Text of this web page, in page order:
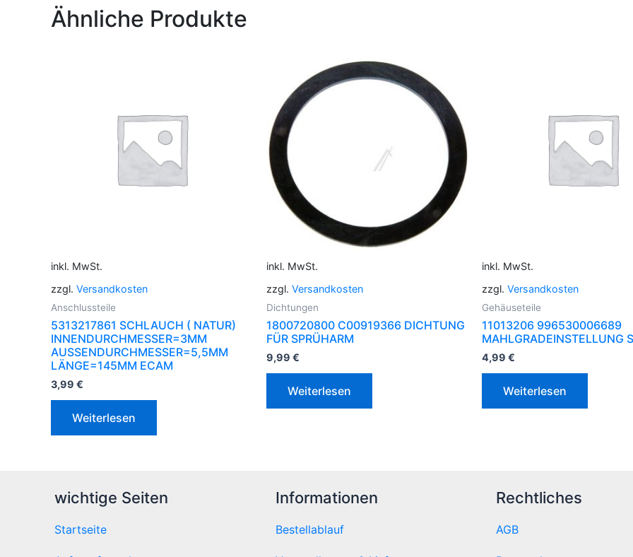
Ähnliche Produkte
inkl. MwSt.
zzgl. Versandkosten
Anschlussteile
5313217861 SCHLAUCH ( NATUR)
INNENDURCHMESSER=3MM
AUSSENDURCHMESSER=5,5MM
LÄNGE=145MM ECAM
3,99 €
Weiterlesen
inkl. MwSt.
zzgl. Versandkosten
Dichtungen
1800720800 C00919366 DICHTUNG
FÜR SPRÜHARM
9,99 €
Weiterlesen
inkl. MwSt.
zzgl. Versandkosten
Gehäuseteile
11013206 996530006689
MAHLGRADEINSTELLUNG
4,99 €
Weiterlesen
wichtige Seiten
Startseite
Informationen
Bestellablauf
Rechtliches
AGB